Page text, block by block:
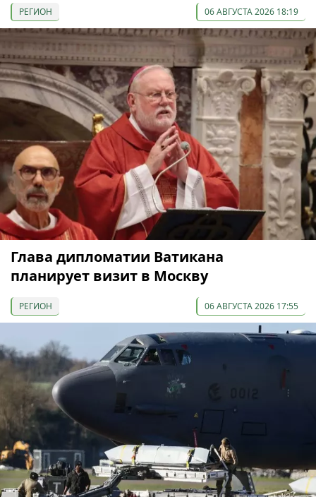
РЕГИОН 06 АВГУСТА 2026 18:19
Глава дипломатии Ватикана
планирует визит в Москву
РЕГИОН 06 АВГУСТА 2026 17:55